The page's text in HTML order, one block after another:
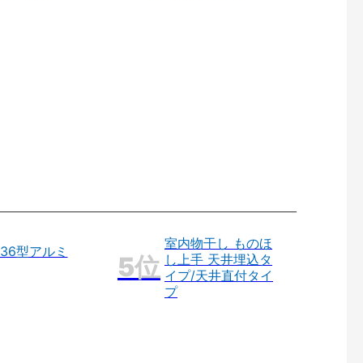
36型アルミ
室内物干し ものほ
し上手 天井埋込タ
イプ/天井直付タイ
プ